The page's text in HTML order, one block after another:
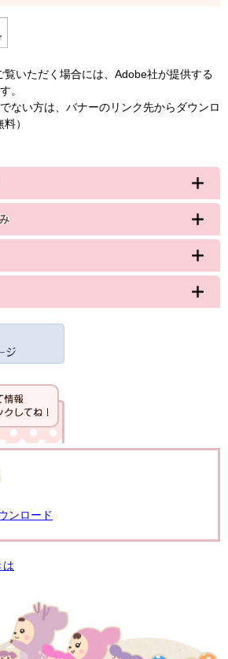
覧いただく場合には、Adobe社が提供する
。
ない方は、バナーのリンク先からダウンロ
）
ンロード
は